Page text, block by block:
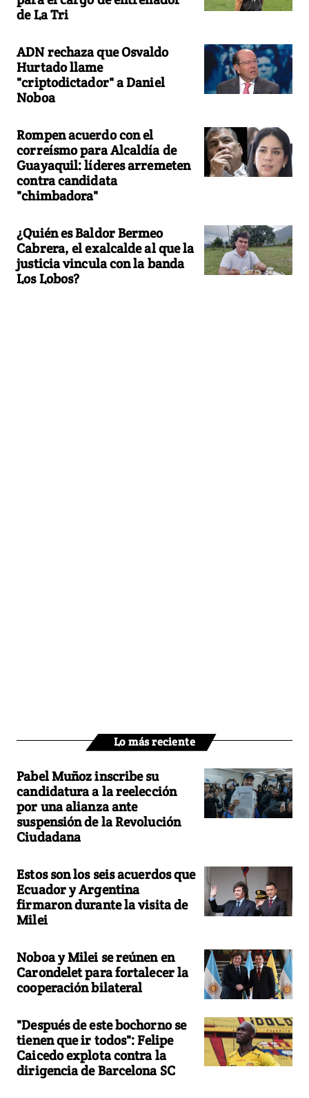
de La Tri
ADN rechaza que Osvaldo
Hurtado llame
"criptodictador" a Daniel
Noboa
Rompen acuerdo con el
correísmo para Alcaldía de
Guayaquil: líderes arremeten
contra candidata
"chimbadora"
¿Quién es Baldor Bermeo
Cabrera, el exalcalde al que la
justicia vincula con la banda
Los Lobos?
Lo más reciente
Pabel Muñoz inscribe su
candidatura a la reelección
por una alianza ante
suspensión de la Revolución
Ciudadana
Estos son los seis acuerdos que
Ecuador y Argentina
firmaron durante la visita de
Milei
Noboa y Milei se reúnen en
Carondelet para fortalecer la
cooperación bilateral
"Después de este bochorno se
tienen que ir todos": Felipe
Caicedo explota contra la
dirigencia de Barcelona SC